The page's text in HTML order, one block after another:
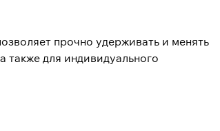
прочно удерживать и менять
также для индивидуального